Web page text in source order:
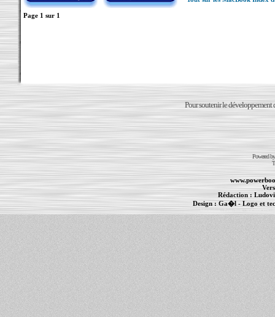
Page 1 sur 1
Pour soutenir le développement
Powered
Rédaction :
Design :Ga�l- Logo et